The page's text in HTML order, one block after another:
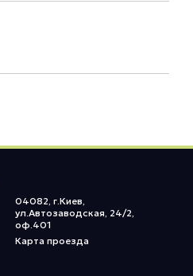
04082, г.Киев,
ул.Автозаводская, 24/2,
оф.401
Карта проезда